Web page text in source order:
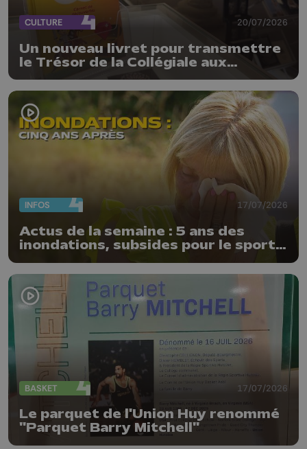
CULTURE 20/07/2026
Un nouveau livret pour transmettre
le Trésor de la Collégiale aux
enfants
INFOS 17/07/2026
Actus de la semaine : 5 ans des
inondations, subsides pour le sport
BASKET 17/07/2026
Le parquet de l'Union Huy renommé
"Parquet Barry Mitchell"